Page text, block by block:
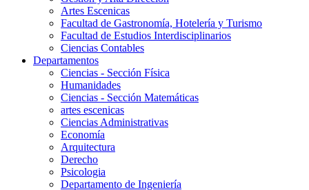
Artes Escenicas
Facultad de Gastronomía, Hotelería y Turismo
Facultad de Estudios Interdisciplinarios
Ciencias Contables
Departamentos
Ciencias - Sección Física
Humanidades
Ciencias - Sección Matemáticas
artes escenicas
Ciencias Administrativas
Economía
Arquitectura
Derecho
Psicologia
Departamento de Ingeniería